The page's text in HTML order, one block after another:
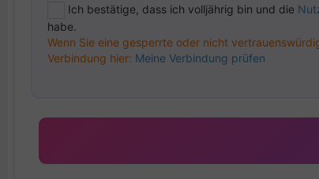
Ich bestätige, dass ich volljährig bin und die
habe.
Wenn Sie eine gesperrte oder nicht
Verbindung hier: Meine Verbindung prüfen